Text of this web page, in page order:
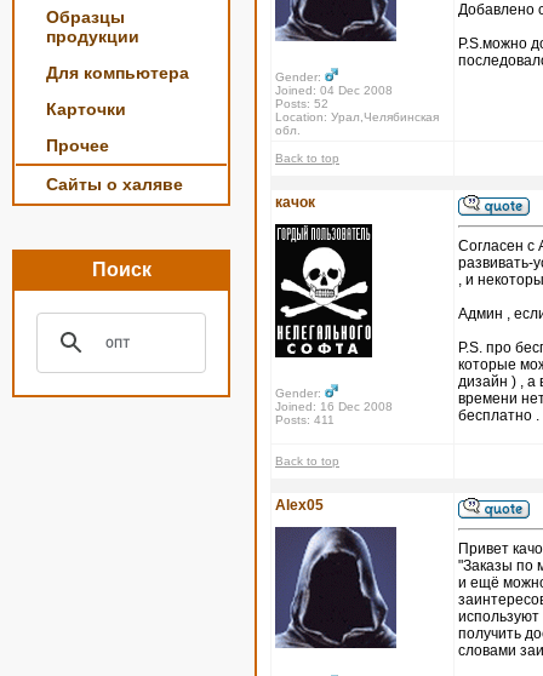
Образцы
продукции
Для компьютера
Карточки
Прочее
Сайты о халяве
Поиск
Gender:
Joined: 04 Dec 2008
Posts: 52
Location: Урал,Челябинская
обл.
Добавлено
P.S.можно
Back to top
качок
Gender:
Joined: 16 Dec 2008
Posts: 411
Согласен с
развивать-
, и
Админ ,
P.S. про
которые
дизайн ) , а
времени
бесплатно
Back to top
Alex05
Привет
"Заказы по
и ещё
получить
словами